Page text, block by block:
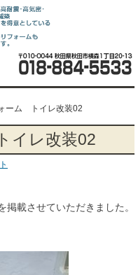
ーム トイレ改装02
レ改装02
載させていただきました。